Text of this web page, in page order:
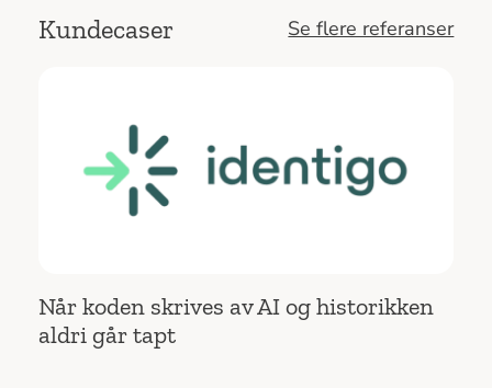
Kundecaser Se flere referanser
Når koden skrives av AI og historikken
aldri går tapt